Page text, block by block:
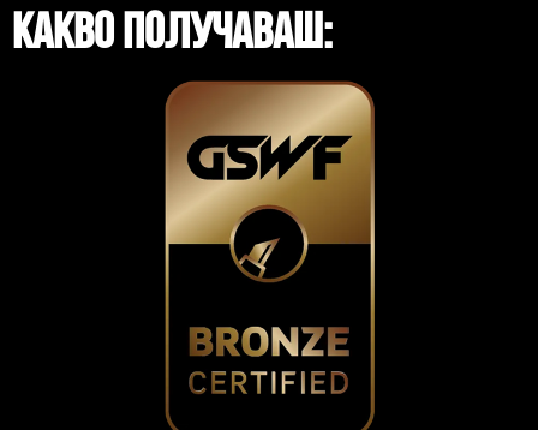
Какво Получаваш: